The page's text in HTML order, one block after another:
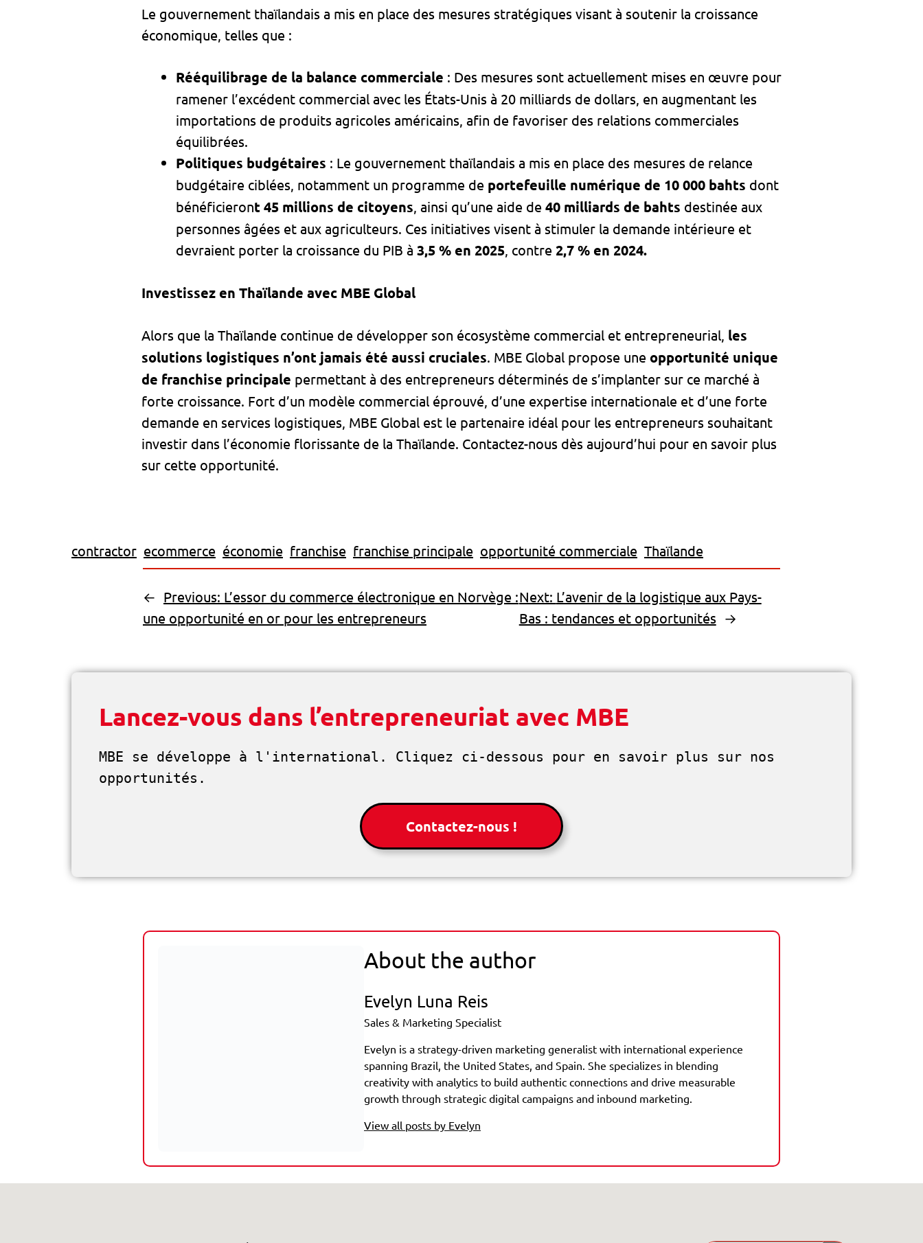
Le gouvernement thaïlandais a mis en place des mesures stratégiques visant à soutenir la croissance
économique, telles que :
Rééquilibrage de la balance commerciale : Des mesures sont actuellement mises en œuvre pour
ramener l’excédent commercial avec les États-Unis à 20 milliards de dollars, en augmentant les
importations de produits agricoles américains, afin de favoriser des relations commerciales
équilibrées.
Politiques budgétaires : Le gouvernement thaïlandais a mis en place des mesures de relance
budgétaire ciblées, notamment un programme de portefeuille numérique de 10 000 bahts dont
bénéficieront 45 millions de citoyens, ainsi qu’une aide de 40 milliards de bahts destinée aux
personnes âgées et aux agriculteurs. Ces initiatives visent à stimuler la demande intérieure et
devraient porter la croissance du PIB à 3,5 % en 2025, contre 2,7 % en 2024.
Investissez en Thaïlande avec MBE Global
Alors que la Thaïlande continue de développer son écosystème commercial et entrepreneurial, les
solutions logistiques n’ont jamais été aussi cruciales. MBE Global propose une opportunité unique
de franchise principale permettant à des entrepreneurs déterminés de s’implanter sur ce marché à
forte croissance. Fort d’un modèle commercial éprouvé, d’une expertise internationale et d’une forte
demande en services logistiques, MBE Global est le partenaire idéal pour les entrepreneurs souhaitant
investir dans l’économie florissante de la Thaïlande. Contactez-nous dès aujourd’hui pour en savoir plus
sur cette opportunité.
contractor ecommerce économie franchise franchise principale opportunité commerciale Thaïlande
← Previous: L’essor du commerce électronique en Norvège :
une opportunité en or pour les entrepreneurs
Next: L’avenir de la logistique aux Pays-
Bas : tendances et opportunités →
Lancez-vous dans l’entrepreneuriat avec MBE
MBE se développe à l'international. Cliquez ci-dessous pour en savoir plus sur nos
opportunités.
Contactez-nous !
About the author
Evelyn Luna Reis
Sales & Marketing Specialist
Evelyn is a strategy-driven marketing generalist with international experience
spanning Brazil, the United States, and Spain. She specializes in blending
creativity with analytics to build authentic connections and drive measurable
growth through strategic digital campaigns and inbound marketing.
View all posts by Evelyn